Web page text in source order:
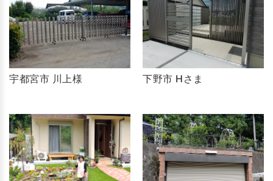
宇都宮市 川上様 下野市 Hさま